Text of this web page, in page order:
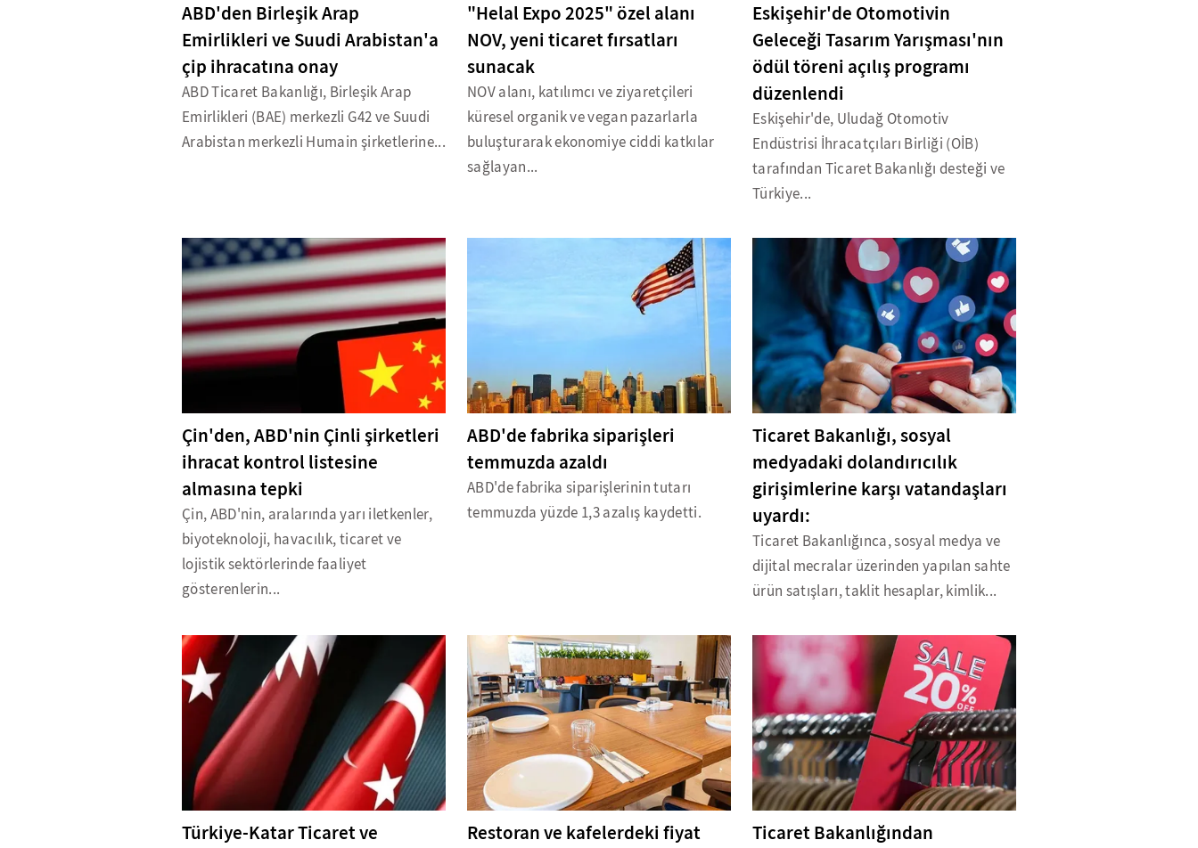
ABD'den Birleşik Arap
Emirlikleri ve Suudi Arabistan'a
çip ihracatına onay
ABD Ticaret Bakanlığı, Birleşik Arap
Emirlikleri (BAE) merkezli G42 ve Suudi
Arabistan merkezli Humain şirketlerine...
"Helal Expo 2025" özel alanı
NOV, yeni ticaret fırsatları
sunacak
NOV alanı, katılımcı ve ziyaretçileri
küresel organik ve vegan pazarlarla
buluşturarak ekonomiye ciddi katkılar
sağlayan...
Eskişehir'de Otomotivin
Geleceği Tasarım Yarışması'nın
ödül töreni açılış programı
düzenlendi
Eskişehir'de, Uludağ Otomotiv
Endüstrisi İhracatçıları Birliği (OİB)
tarafından Ticaret Bakanlığı desteği ve
Türkiye...
Çin'den, ABD'nin Çinli şirketleri
ihracat kontrol listesine
almasına tepki
Çin, ABD'nin, aralarında yarı iletkenler,
biyoteknoloji, havacılık, ticaret ve
lojistik sektörlerinde faaliyet
gösterenlerin...
ABD'de fabrika siparişleri
temmuzda azaldı
ABD'de fabrika siparişlerinin tutarı
temmuzda yüzde 1,3 azalış kaydetti.
Ticaret Bakanlığı, sosyal
medyadaki dolandırıcılık
girişimlerine karşı vatandaşları
uyardı:
Ticaret Bakanlığınca, sosyal medya ve
dijital mecralar üzerinden yapılan sahte
ürün satışları, taklit hesaplar, kimlik...
Türkiye-Katar Ticaret ve
Restoran ve kafelerdeki fiyat
Ticaret Bakanlığından